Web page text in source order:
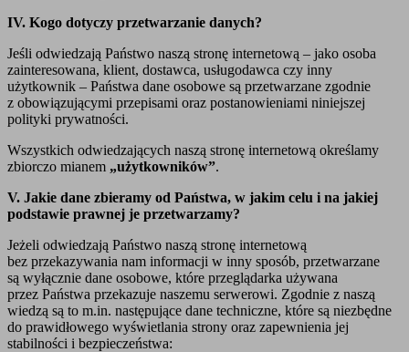
IV. Kogo dotyczy przetwarzanie danych?
Jeśli odwiedzają Państwo naszą stronę internetową – jako osoba
zainteresowana, klient, dostawca, usługodawca czy inny
użytkownik – Państwa dane osobowe są przetwarzane zgodnie
z obowiązującymi przepisami oraz postanowieniami niniejszej
polityki prywatności.
Wszystkich odwiedzających naszą stronę internetową określamy
zbiorczo mianem „użytkowników”.
V. Jakie dane zbieramy od Państwa, w jakim celu i na jakiej
podstawie prawnej je przetwarzamy?
Jeżeli odwiedzają Państwo naszą stronę internetową
bez przekazywania nam informacji w inny sposób, przetwarzane
są wyłącznie dane osobowe, które przeglądarka używana
przez Państwa przekazuje naszemu serwerowi. Zgodnie z naszą
wiedzą są to m.in. następujące dane techniczne, które są niezbędne
do prawidłowego wyświetlania strony oraz zapewnienia jej
stabilności i bezpieczeństwa: